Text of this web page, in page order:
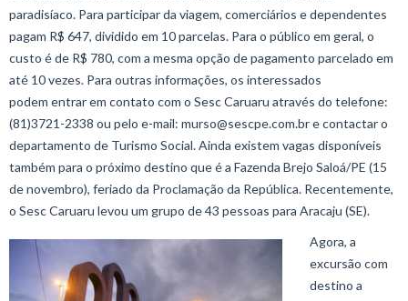
paradisíaco. Para participar da viagem, comerciários e dependentes
pagam R$ 647, dividido em 10 parcelas. Para o público em geral, o
custo é de R$ 780, com a mesma opção de pagamento parcelado em
até 10 vezes. Para outras informações, os interessados
podem entrar em contato com o Sesc Caruaru através do telefone:
(81)3721-2338 ou pelo e-mail: murso@sescpe.com.br e contactar o
departamento de Turismo Social. Ainda existem vagas disponíveis
também para o próximo destino que é a Fazenda Brejo Saloá/PE (15
de novembro), feriado da Proclamação da República. Recentemente,
o Sesc Caruaru levou um grupo de 43 pessoas para Aracaju (SE).
Agora, a
excursão com
destino a